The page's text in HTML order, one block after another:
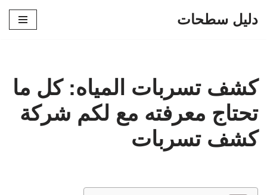
دليل سطحات
كشف تسربات المياه: كل ما
تحتاج معرفته مع لكم شركة
كشف تسربات